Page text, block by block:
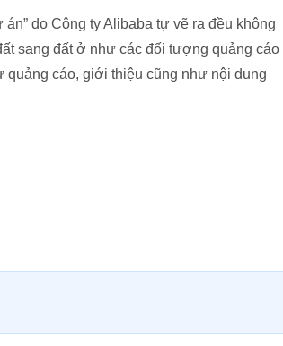
do Công ty Alibaba tự vẽ ra đều không
sang đất ở như các đối tượng quảng cáo
quảng cáo, giới thiệu cũng như nội dung